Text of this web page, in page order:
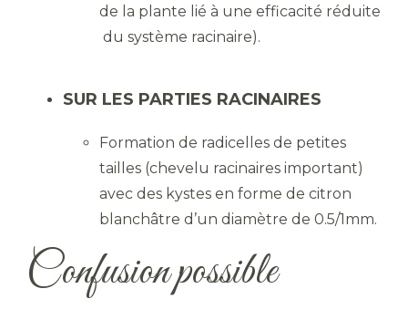
de la plante lié à une efficacité réduite
du système racinaire).
SUR LES PARTIES RACINAIRES
Formation de radicelles de petites
tailles (chevelu racinaires important)
avec des kystes en forme de citron
blanchâtre d’un diamètre de 0.5/1mm.
Confusion possible